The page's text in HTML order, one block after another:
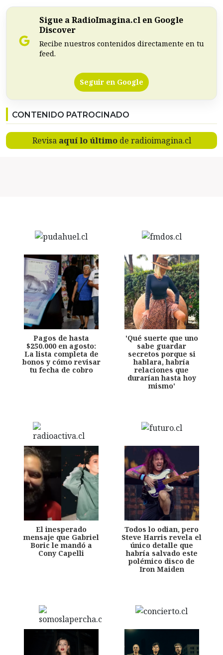
Sigue a RadioImagina.cl en Google
Discover
Recibe nuestros contenidos directamente en tu
feed.
Seguir en Google
CONTENIDO PATROCINADO
Revisa aquí lo últimode radioimagina.cl
Pagos de hasta
$250.000 en agosto:
La lista completa de
bonos y cómo revisar
tu fecha de cobro
'Qué suerte que uno
sabe guardar
secretos porque si
hablara, habría
relaciones que
durarían hasta hoy
mismo'
El inesperado
mensaje que Gabriel
Boric le mandó a
Cony Capelli
Todos lo odian, pero
Steve Harris revela el
único detalle que
habría salvado este
polémico disco de
Iron Maiden